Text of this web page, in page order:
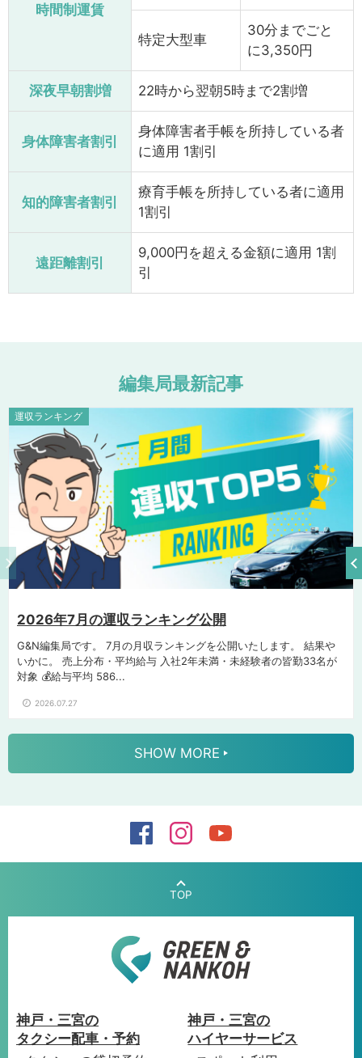
時間制運賃
特定大型車
30分までごと
に3,350円
深夜早朝割増 22時から翌朝5時まで2割増
身体障害者割引
身体障害者手帳を所持している者
に適用 1割引
知的障害者割引
療育手帳を所持している者に適用
1割引
遠距離割引
9,000円を超える金額に適用 1割
引
編集局最新記事
運収ランキング
2026年7月の運収ランキング公開
G&N編集局です。 7月の月収ランキングを公開いたします。 結果や
いかに。 売上分布・平均給与 入社2年未満・未経験者の皆勤33名が
対象 💰給与平均 586...
2026.07.27
SHOW MORE
R神戸・三宮の
タクシー配車・予約
神戸・三宮の
ハイヤーサービス